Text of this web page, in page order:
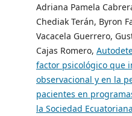
Adriana Pamela
Chediak Terán, Byron
Vacacela Guerrero,
Cajas Romero,
factor psicológico que
observacional y en la
pacientes en
la Sociedad